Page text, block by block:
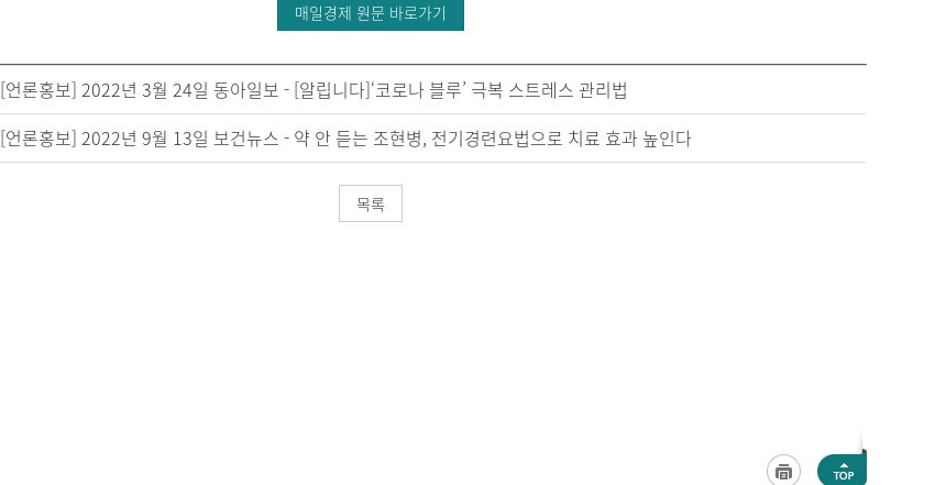
매일경제 원문 바로가기
[언론홍보] 2022년 3월 24일 동아일보 - [알립니다]‘코로나 블루’ 극복 스트레스 관리법
[언론홍보] 2022년 9월 13일 보건뉴스 - 약 안 듣는 조현병, 전기경련요법으로 치료 효과 높인다
목록